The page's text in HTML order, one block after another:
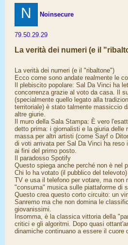
N Noinsecure
79.50.29.29
La verità dei numeri (e il
La verità dei numeri (e il "ribaltone")
​Ecco come sono andate realmente le
​Il plebiscito popolare: Sal Da Vinci ha
concorrenza grazie al voto da casa. Il
(specialmente quello legato alla
territoriale) è stato talmente massiccio
altre giurie.
​Il muro della Sala Stampa: È vero
detto prima: i giornalisti e la giuria delle
massa per altri artisti (come Sayf o
di voti arrivata per Sal Da Vinci ha reso
ai fini del primo posto.
​Il paradosso Spotify
​Questo spiega anche perché non è nel
​Chi lo ha votato (il pubblico del
TV e usa il telefono per votare, ma non
"consuma" musica sulle piattaforme di
​Questo crea questo corto circuito: un
Sanremo ma che non domina le
giovanissimi.
​Insomma, è la classica vittoria della
critici e gli algoritmi. Dopo quasi
dinamiche continuano a essere il cuore